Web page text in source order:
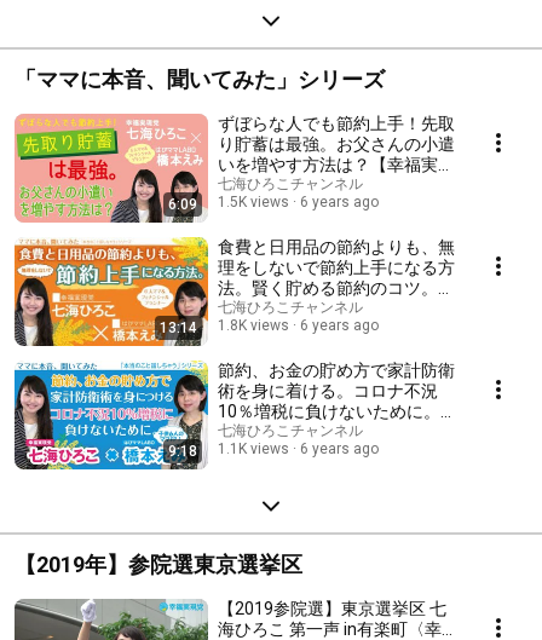
「ママに本音、聞いてみた」シリーズ
6:09
ずぼらな人でも節約上手！先取
り貯蓄は最強。お父さんの小遣
いを増やす方法は？【幸福実現
党 七海ひろこ×橋本えみ対談
シリーズ第二弾③】2020年2月
七海ひろこチャンネル
1.5K views
6 years ago
13:14
食費と日用品の節約よりも、無
理をしないで節約上手になる方
法。賢く貯める節約のコツ。
【幸福実現党 七海ひろこ×橋
本えみ 対談シリーズ第二弾
七海ひろこチャンネル
1.8K views
6 years ago
9:18
節約、お金の貯め方で家計防衛
術を身に着ける。コロナ不況
10％増税に負けないために。
【幸福実現党 七海ひろこ×橋
本えみ 対談シリーズ第二弾
七海ひろこチャンネル
1.1K views
6 years ago
【2019年】参院選東京選挙区
【2019参院選】東京選挙区 七
海ひろこ 第一声 in有楽町〈幸福